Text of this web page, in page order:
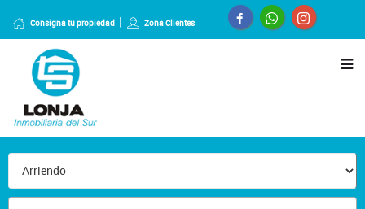
Consigna tu propiedad Zona Clientes